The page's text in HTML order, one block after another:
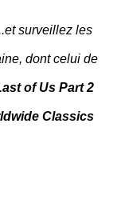
surveillez les
dont celui de
of Us Part 2
Classics